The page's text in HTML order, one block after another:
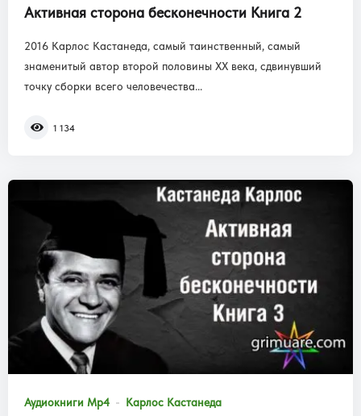
Активная сторона бесконечности Книга 2
2016 Карлос Кастанеда, самый таинственный, самый
знаменитый автор второй половины XX века, сдвинувший
точку сборки всего человечества...
1 134
Аудиокниги Mp4 Карлос Кастанеда